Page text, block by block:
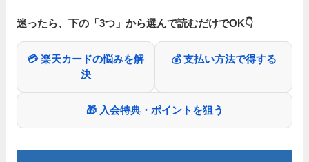
迷ったら、下の「3つ」から選んで読むだけでOK👇
💳 楽天カードの悩みを解
決
💰 支払い方法で得する
🎁 入会特典・ポイントを狙う